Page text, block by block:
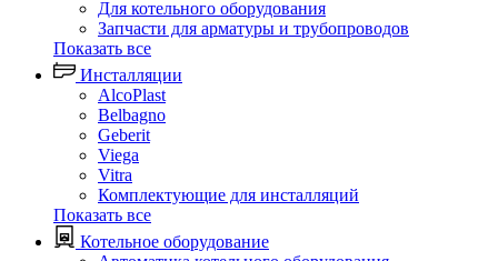
Для котельного оборудования
Запчасти для арматуры и трубопроводов
Показать все
Инсталляции
AlcoPlast
Belbagno
Geberit
Viega
Vitra
Комплектующие для инсталляций
Показать все
Котельное оборудование